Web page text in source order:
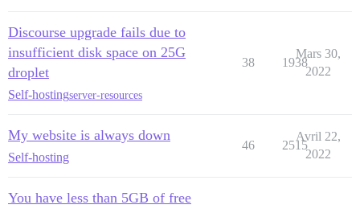
Discourse upgrade fails due to
insufficient disk space on 25G
droplet
Self-hostingserver-resources
38 1938
Mars 30,
2022
My website is always down
Self-hosting
46 2515
Avril 22,
2022
You have less than 5GB of free